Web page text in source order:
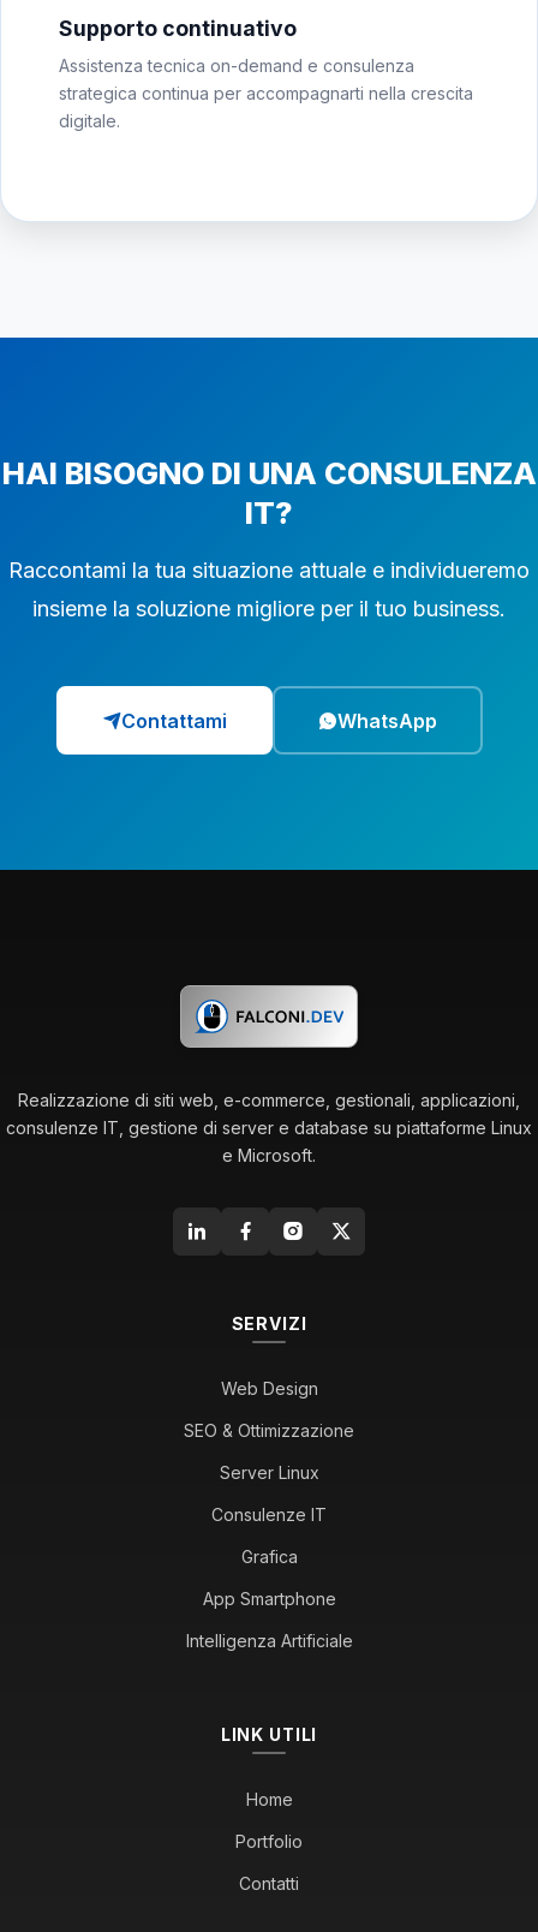
Supporto continuativo
Assistenza tecnica on-demand e consulenza
strategica continua per accompagnarti nella crescita
digitale.
HAI BISOGNO DI UNA CONSULENZA
IT?
Raccontami la tua situazione attuale e individueremo
insieme la soluzione migliore per il tuo business.
Contattami WhatsApp
Realizzazione di siti web, e-commerce, gestionali, applicazioni,
consulenze IT, gestione di server e database su piattaforme Linux
e Microsoft.
SERVIZI
Web Design
SEO & Ottimizzazione
Server Linux
Consulenze IT
Grafica
App Smartphone
Intelligenza Artificiale
LINK UTILI
Home
Portfolio
Contatti